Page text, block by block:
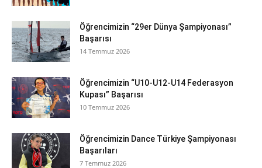
Öğrencimizin “29er Dünya Şampiyonası”
Başarısı
14 Temmuz 2026
Öğrencimizin “U10-U12-U14 Federasyon
Kupası” Başarısı
10 Temmuz 2026
Öğrencimizin Dance Türkiye Şampiyonası
Başarıları
7 Temmuz 2026